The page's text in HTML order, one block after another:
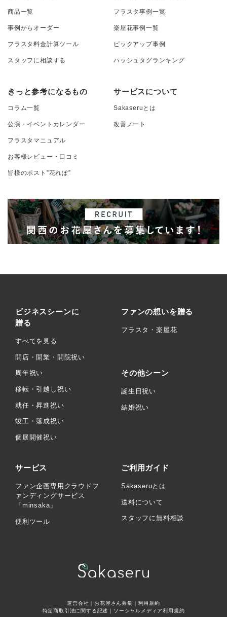
商品一覧
事例からオーダー
フラスタ料金計算ツール
スタッフに相談する
フラスタ事例一覧
楽屋花事例一覧
ピックアップ事例
ハッシュタグランキング
きっと参考になるもの
コラム一覧
公演・イベントカレンダー
フラスタマニュアル
お客様レビュー・口コミ
皆様のポスト”花れぽ”
サービスについて
Sakaseruとは
改善ノート
ビジネスシーンに
贈る
すべてを見る
開店・開業・開院祝い
周年祝い
移転・引越し祝い
就任・昇進祝い
竣工・落成祝い
個展開催祝い
ファンの想いを贈る
フラスタ・楽屋花
その他シーン
誕生日祝い
結婚祝い
サービス
ファン企画専用クラウドフ
ァンディングサービス
「minsaka」
便利ツール
ご利用ガイド
Sakaseruとは
送料について
スタッフに無料相談
運営会社 ｜ お花屋さん募集 ｜ 利用規約
特定商取引法に関する記述 ｜ ソーシャルメディア利用規約